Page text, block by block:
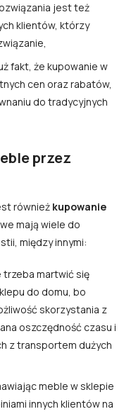
jest też
klientów, którzy
fakt, że kupowanie w
cen oraz rabatów,
do tradycyjnych
przez
również kupowanie
mają wiele do
między innymi:
trzeba martwić się
do domu, bo
skorzystania z
oszczędność czasu i
z transportem dużych
meble w sklepie
innych klientów na